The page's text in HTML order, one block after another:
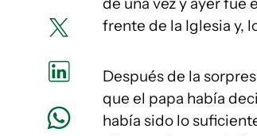
frente de la Iglesia y,
Después de la
que el papa había
había sido lo